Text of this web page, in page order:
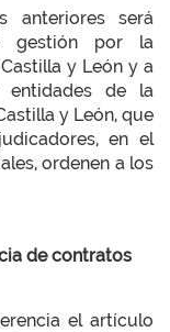
anteriores será
gestión por la
y León y a
de la
y León, que
en el
ordenen a los
de contratos
el artículo